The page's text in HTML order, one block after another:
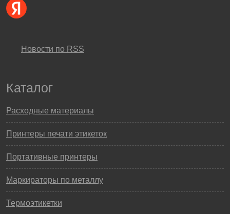
Новости по RSS
Каталог
Расходные материалы
Принтеры печати этикеток
Портативные принтеры
Маркираторы по металлу
Термоэтикетки